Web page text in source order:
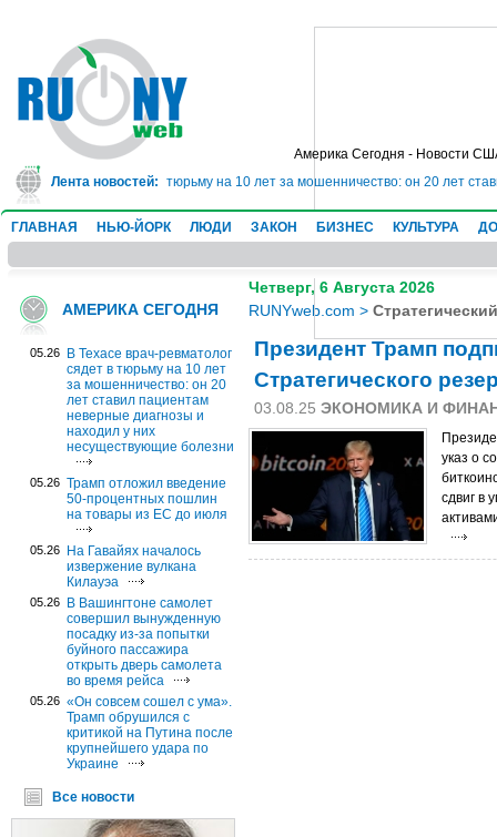
Америка Сегодня - Новости
Лента новостей:
ревматолог сядет в тюрьму на 10 лет за мошенничество: он 20 лет
ГЛАВНАЯ НЬЮ-ЙОРК ЛЮДИ ЗАКОН БИЗНЕС КУЛЬТУРА
АМЕРИКА СЕГОДНЯ
05.26
В Техасе врач-ревматолог
сядет в тюрьму на 10 лет
за мошенничество: он 20
лет ставил пациентам
неверные диагнозы и
находил у них
несуществующие болезни
05.26 Трамп отложил введение
50-процентных пошлин
на товары из ЕС до июля
05.26
На Гавайях началось
извержение вулкана
Килауэа
05.26
В Вашингтоне самолет
совершил вынужденную
посадку из-за попытки
буйного пассажира
открыть дверь самолета
во время рейса
05.26 «Он совсем сошел с ума».
Трамп обрушился с
критикой на Путина после
крупнейшего удара по
Украине
Все новости
Четверг, 6 Августа 2026
RUNYweb.com >
Президент Трамп
Стратегического
03.08.25 ЭКОНОМИКА И
указ о
сдвиг в